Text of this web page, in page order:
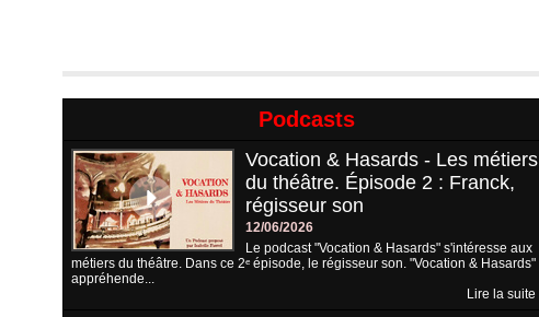
Podcasts
Vocation & Hasards - Les métiers
du théâtre. Épisode 2 : Franck,
régisseur son
12/06/2026
Le podcast "Vocation & Hasards" s'intéresse aux
métiers du théâtre. Dans ce 2ᵉ épisode, le régisseur son. "Vocation & Hasards"
appréhende...
Lire la suite